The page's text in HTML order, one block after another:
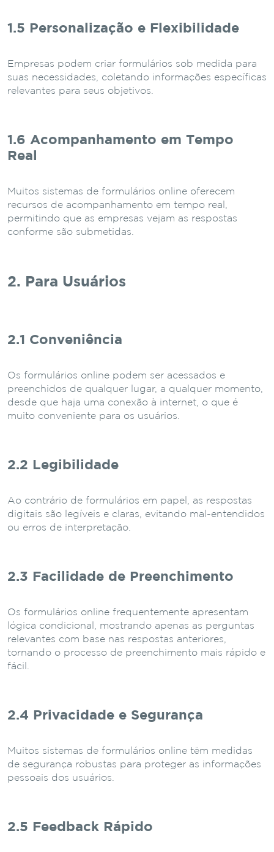
1.5 Personalização e Flexibilidade
Empresas podem criar formulários sob medida para
suas necessidades, coletando informações específicas
relevantes para seus objetivos.
1.6 Acompanhamento em Tempo
Real
Muitos sistemas de formulários online oferecem
recursos de acompanhamento em tempo real,
permitindo que as empresas vejam as respostas
conforme são submetidas.
2. Para Usuários
2.1 Conveniência
Os formulários online podem ser acessados e
preenchidos de qualquer lugar, a qualquer momento,
desde que haja uma conexão à internet, o que é
muito conveniente para os usuários.
2.2 Legibilidade
Ao contrário de formulários em papel, as respostas
digitais são legíveis e claras, evitando mal-entendidos
ou erros de interpretação.
2.3 Facilidade de Preenchimento
Os formulários online frequentemente apresentam
lógica condicional, mostrando apenas as perguntas
relevantes com base nas respostas anteriores,
tornando o processo de preenchimento mais rápido e
fácil.
2.4 Privacidade e Segurança
Muitos sistemas de formulários online têm medidas
de segurança robustas para proteger as informações
pessoais dos usuários.
2.5 Feedback Rápido